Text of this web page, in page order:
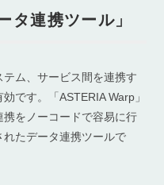
タ連携ツール」
ム、サービス間を連携す
です。「ASTERIA Warp」
をノーコードで容易に行
たデータ連携ツールで